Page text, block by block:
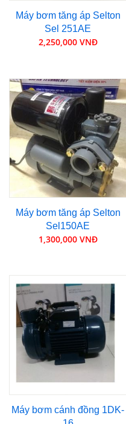
Máy bơm tăng áp Selton
Sel 251AE
2,250,000 VNĐ
Máy bơm tăng áp Selton
Sel150AE
1,300,000 VNĐ
Máy bơm cánh đồng 1DK-